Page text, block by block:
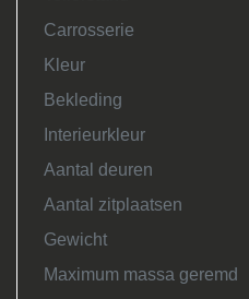
Carrosserie
Kleur
Bekleding
Interieurkleur
Aantal deuren
Aantal zitplaatsen
Gewicht
Maximum massa geremd